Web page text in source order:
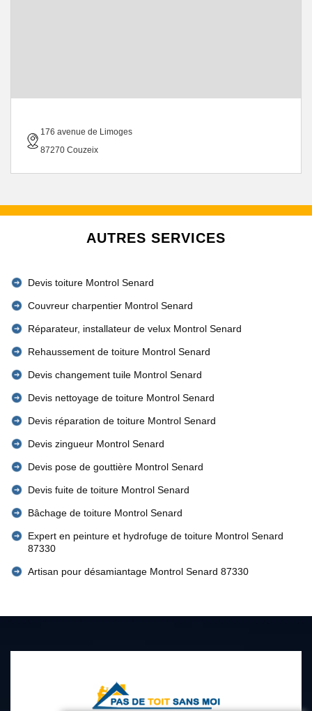
176 avenue de Limoges
87270 Couzeix
AUTRES SERVICES
Devis toiture Montrol Senard
Couvreur charpentier Montrol Senard
Réparateur, installateur de velux Montrol Senard
Rehaussement de toiture Montrol Senard
Devis changement tuile Montrol Senard
Devis nettoyage de toiture Montrol Senard
Devis réparation de toiture Montrol Senard
Devis zingueur Montrol Senard
Devis pose de gouttière Montrol Senard
Devis fuite de toiture Montrol Senard
Bâchage de toiture Montrol Senard
Expert en peinture et hydrofuge de toiture Montrol Senard
87330
Artisan pour désamiantage Montrol Senard 87330